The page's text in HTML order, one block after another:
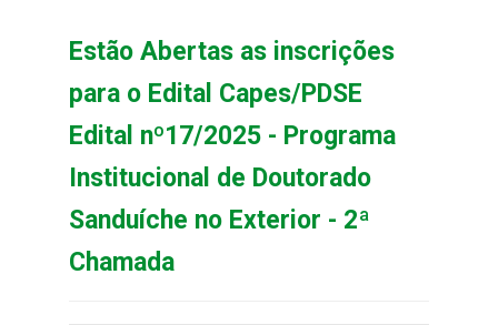
Estão Abertas as inscrições
para o Edital Capes/PDSE
Edital nº17/2025 - Programa
Institucional de Doutorado
Sanduíche no Exterior - 2ª
Chamada